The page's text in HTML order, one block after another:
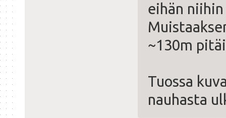
eihän
~130m
Tuossa
nauhasta